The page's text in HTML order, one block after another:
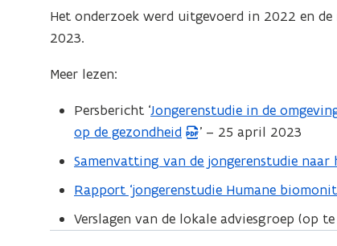
i
e
w
v
e
s
t
e
r
n
n
i
u
w
v
n
s
n
t
n
i
e
u
w
e
Het onderzoek werd uitgevoerd in 2022 en
2023.
Meer lezen:
Persbericht ‘Jongerenstudie in de
op de gezondheid
(
P
D
b
e
’ – 25 april 2023
Samenvatting van de jongerenstudie naar
(
P
F
Rapport ‘jongerenstudie Humane
(
o
p
Verslagen van de lokale adviesgroep (op